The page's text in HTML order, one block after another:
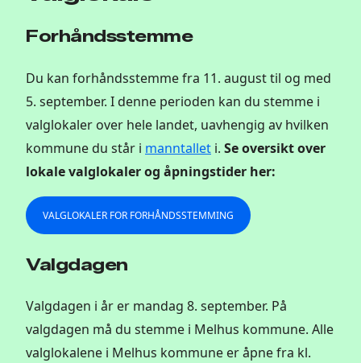
Forhåndsstemme
Du kan forhåndsstemme fra 11. august til og med
5. september. I denne perioden kan du stemme i
valglokaler over hele landet, uavhengig av hvilken
kommune du står i manntallet i. Se oversikt over
lokale valglokaler og åpningstider her:
VALGLOKALER FOR FORHÅNDSSTEMMING
Valgdagen
Valgdagen i år er mandag 8. september. På
valgdagen må du stemme i Melhus kommune. Alle
valglokalene i Melhus kommune er åpne fra kl.